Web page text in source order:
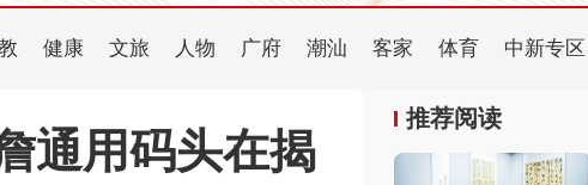
健康 文旅 人物 广府 潮汕 客家 体育 中新专区
通用码头在揭
推荐阅读